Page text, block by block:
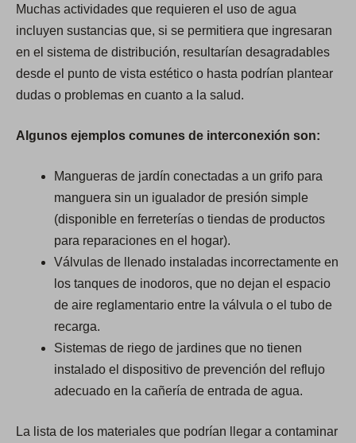
Muchas actividades que requieren el uso de agua
incluyen sustancias que, si se permitiera que ingresaran
en el sistema de distribución, resultarían desagradables
desde el punto de vista estético o hasta podrían plantear
dudas o problemas en cuanto a la salud.
Algunos ejemplos comunes de interconexión son:
Mangueras de jardín conectadas a un grifo para
manguera sin un igualador de presión simple
(disponible en ferreterías o tiendas de productos
para reparaciones en el hogar).
Válvulas de llenado instaladas incorrectamente en
los tanques de inodoros, que no dejan el espacio
de aire reglamentario entre la válvula o el tubo de
recarga.
Sistemas de riego de jardines que no tienen
instalado el dispositivo de prevención del reflujo
adecuado en la cañería de entrada de agua.
La lista de los materiales que podrían llegar a contaminar